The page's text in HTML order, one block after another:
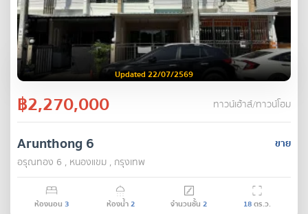
Updated 22/07/2569
฿2,270,000 ทาวน์เฮ้าส์/ทาวน์โฮม
ขาย
Arunthong 6
อรุณทอง 6 , หนองแขม , กรุงเทพ
ห้องนอน 3 ห้องน้ำ2 จำนวนชั้น 2 18ตร.ว.